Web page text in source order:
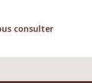
consulter